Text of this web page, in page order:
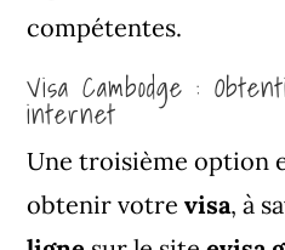
compétentes.
Visa Cambodge :
internet
Une troisième option
obtenir votre visa, à